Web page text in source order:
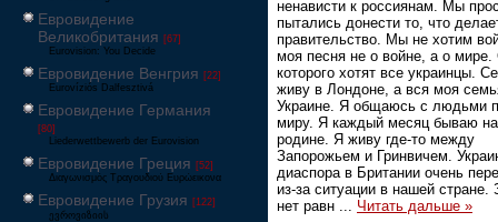
Евровидение
Великобритания [67]
Eurovision: You Decide
Евровидение Венгрия [22]
Eurovíziós Dalfesztivá
Евровидение Германия
[80]
Liederwettbewerb der Eurovision
Евровидение Греция [52]
Διαγωνισμός Τραγουδιού Ευρώεικονα
Евровидение Грузия [122]
ევროვიზიის
ненависти к россиянам. Мы
пытались донести то, что
правительство. Мы не хотим
моя песня не о войне, а о
которого хотят все украинцы.
живу в Лондоне, а вся моя
Украине. Я общаюсь с людьми
миру. Я каждый месяц бываю на
родине. Я живу где-то между
Запорожьем и Гринвичем.
диаспора в Британии очень
из-за ситуации в нашей стране.
нет равн ... Читать дальше »